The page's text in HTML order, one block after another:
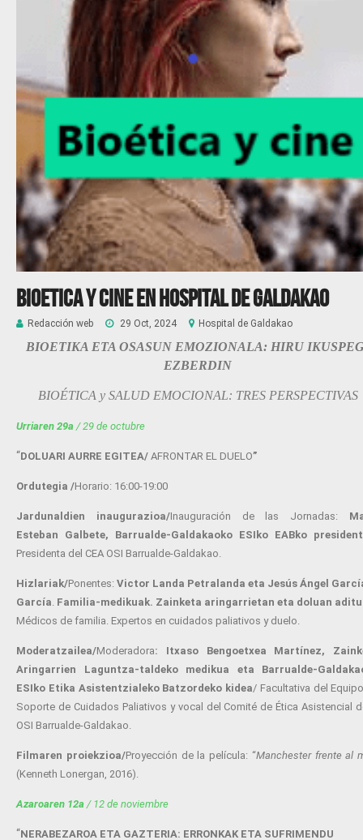
Bioetica y cine en Hospital de Galdakao
Redacción web 29 Oct, 2024 Hospital de Galdakao
BIOETIKA ETA OSASUN EMOZIONALA: HIRU
EZBERDIN
BIOÉTICA y SALUD EMOCIONAL: TRES PERSPECTIVAS
Urriaren 29a / 29 de octubre
“DOLUARI AURRE EGITEA/ AFRONTAR EL DUELO”
Ordutegia /Horario: 16:00-19:00
Jardunaldien inaugurazioa/Inauguración de las Jornadas:
Esteban Galbete,
Barrualde-Galdakaoko ESIko EABko
Presidenta del CEA OSI Barrualde-Galdakao.
Hizlariak/Ponentes: Victor Landa Petralanda eta Jesús Ángel
García Familia-medikuak. Zainketa aringarrietan eta doluan
Médicos de familia. Expertos en cuidados paliativos y duelo.
Moderatzailea/Moderadora: Itxaso Bengoetxea Martínez,
Aringarrien Laguntza-taldeko medikua eta Barrualde-
ESIko Etika Asistentzialeko Batzordeko kidea/ Facultativa del
Soporte de Cuidados Paliativos y vocal del Comité de Ética Asistencial
OSI Barrualde-Galdakao.
Filmaren proiekzioa/Proyección de la película: “Manchester frente al
(Kenneth Lonergan, 2016).
Azaroaren 12a / 12 de noviembre
“NERABEZAROA ETA GAZTERIA: ERRONKAK ETA SUFRIMENDU